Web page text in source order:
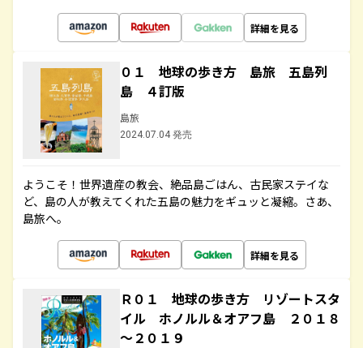
詳細を見る
０１ 地球の歩き方 島旅 五島列
島 ４訂版
島旅
2024.07.04 発売
ようこそ！世界遺産の教会、絶品島ごはん、古民家ステイな
ど、島の人が教えてくれた五島の魅力をギュッと凝縮。さあ、
島旅へ。
詳細を見る
Ｒ０１ 地球の歩き方 リゾートスタ
イル ホノルル＆オアフ島 ２０１８
～２０１９